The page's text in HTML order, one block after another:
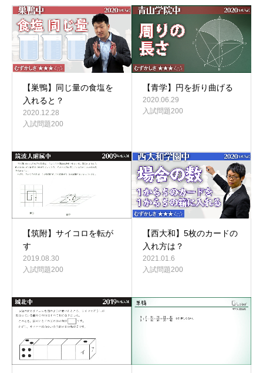
【巣鴨】同じ量の食塩を
入れると？
2020.12.28
入試問題200
【青学】円を折り曲げる
2020.06.29
入試問題200
【筑附】サイコロを転が
す
2019.08.30
入試問題200
【西大和】5枚のカードの
入れ方は？
2021.01.6
入試問題200